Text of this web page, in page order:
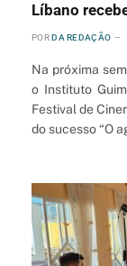
Líbano
POR DA REDAÇÃO
Na próxima
o Instituto
Festival de
do sucesso “O